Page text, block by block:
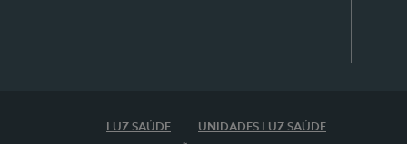
LUZ SAÚDE UNIDADES LUZ SAÚDE